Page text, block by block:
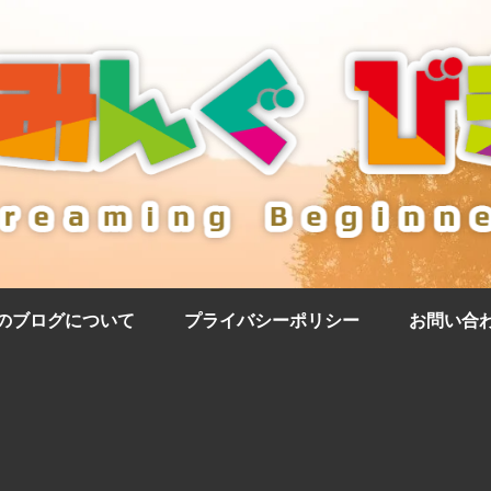
ブログについて プライバシーポリシー お問い合